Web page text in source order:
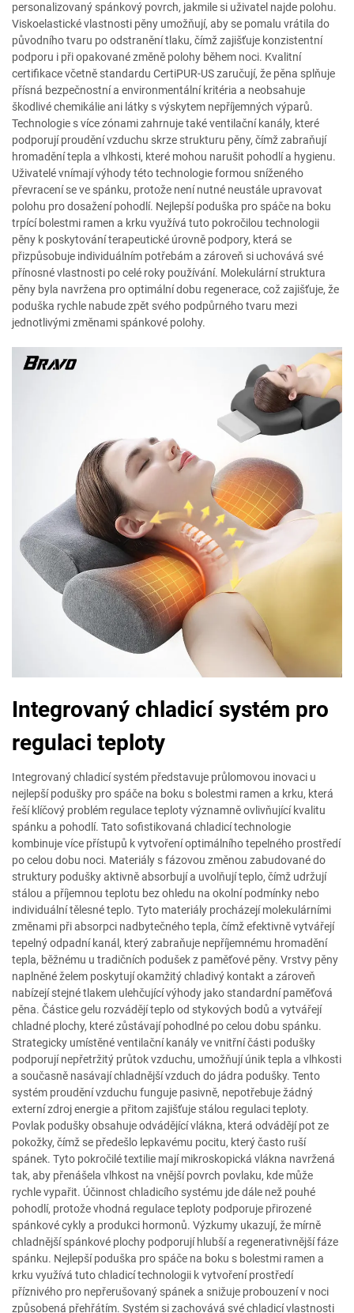
personalizovaný spánkový povrch, jakmile si uživatel najde polohu.
Viskoelastické vlastnosti pěny umožňují, aby se pomalu vrátila do
původního tvaru po odstranění tlaku, čímž zajišťuje konzistentní
podporu i při opakované změně polohy během noci. Kvalitní
certifikace včetně standardu CertiPUR-US zaručují, že pěna splňuje
přísná bezpečnostní a environmentální kritéria a neobsahuje
škodlivé chemikálie ani látky s výskytem nepříjemných výparů.
Technologie s více zónami zahrnuje také ventilační kanály, které
podporují proudění vzduchu skrze strukturu pěny, čímž zabraňují
hromadění tepla a vlhkosti, které mohou narušit pohodlí a hygienu.
Uživatelé vnímají výhody této technologie formou sníženého
převracení se ve spánku, protože není nutné neustále upravovat
polohu pro dosažení pohodlí. Nejlepší poduška pro spáče na boku
trpící bolestmi ramen a krku využívá tuto pokročilou technologii
pěny k poskytování terapeutické úrovně podpory, která se
přizpůsobuje individuálním potřebám a zároveň si uchovává své
přínosné vlastnosti po celé roky používání. Molekulární struktura
pěny byla navržena pro optimální dobu regenerace, což zajišťuje, že
poduška rychle nabude zpět svého podpůrného tvaru mezi
jednotlivými změnami spánkové polohy.
Integrovaný chladicí systém pro
regulaci teploty
Integrovaný chladicí systém představuje průlomovou inovaci u
nejlepší podušky pro spáče na boku s bolestmi ramen a krku, která
řeší klíčový problém regulace teploty významně ovlivňující kvalitu
spánku a pohodlí. Tato sofistikovaná chladicí technologie
kombinuje více přístupů k vytvoření optimálního tepelného prostředí
po celou dobu noci. Materiály s fázovou změnou zabudované do
struktury podušky aktivně absorbují a uvolňují teplo, čímž udržují
stálou a příjemnou teplotu bez ohledu na okolní podmínky nebo
individuální tělesné teplo. Tyto materiály procházejí molekulárními
změnami při absorpci nadbytečného tepla, čímž efektivně vytvářejí
tepelný odpadní kanál, který zabraňuje nepříjemnému hromadění
tepla, běžnému u tradičních podušek z paměťové pěny. Vrstvy pěny
naplněné želem poskytují okamžitý chladivý kontakt a zároveň
nabízejí stejné tlakem ulehčující výhody jako standardní paměťová
pěna. Částice gelu rozvádějí teplo od stykových bodů a vytvářejí
chladné plochy, které zůstávají pohodlné po celou dobu spánku.
Strategicky umístěné ventilační kanály ve vnitřní části podušky
podporují nepřetržitý průtok vzduchu, umožňují únik tepla a vlhkosti
a současně nasávají chladnější vzduch do jádra podušky. Tento
systém proudění vzduchu funguje pasivně, nepotřebuje žádný
externí zdroj energie a přitom zajišťuje stálou regulaci teploty.
Povlak podušky obsahuje odvádějící vlákna, která odvádějí pot ze
pokožky, čímž se předešlo lepkavému pocitu, který často ruší
spánek. Tyto pokročilé textilie mají mikroskopická vlákna navržená
tak, aby přenášela vlhkost na vnější povrch povlaku, kde může
rychle vypařit. Účinnost chladicího systému jde dále než pouhé
pohodlí, protože vhodná regulace teploty podporuje přirozené
spánkové cykly a produkci hormonů. Výzkumy ukazují, že mírně
chladnější spánkové plochy podporují hlubší a regenerativnější fáze
spánku. Nejlepší poduška pro spáče na boku s bolestmi ramen a
krku využívá tuto chladicí technologii k vytvoření prostředí
příznivého pro nepřerušovaný spánek a snižuje probouzení v noci
způsobená přehřátím. Systém si zachovává své chladicí vlastnosti